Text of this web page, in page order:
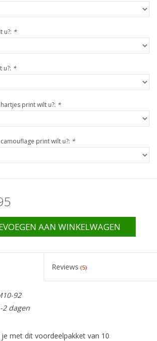
u?: *
u?: *
print wilt u?: *
print wilt u?: *
AAN WINKELWAGEN
Reviews (5)
92
2 dagen
met dit voordeelpakket van 10